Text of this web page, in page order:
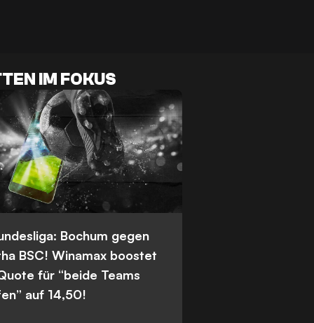
IM FOKUS
Bochum gegen
BSC! Winamax boostet
für “beide Teams
auf 14,50!